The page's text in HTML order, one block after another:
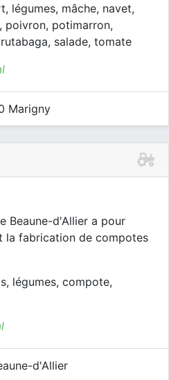
légumes, mâche, navet,
poivron, potimarron,
salade, tomate
Marigny
Beaune-d'Allier a pour
la fabrication de compotes
légumes, compote,
d'Allier